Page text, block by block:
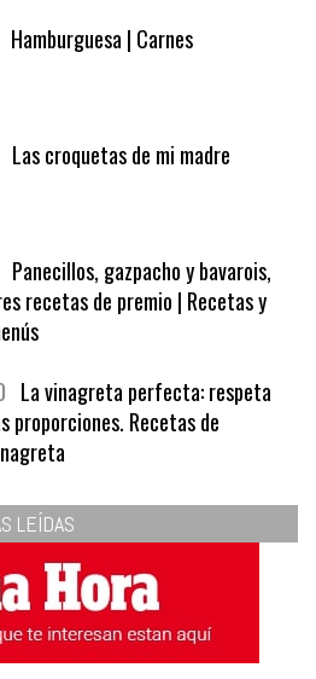
Hamburguesa | Carnes
Las croquetas de mi madre
Panecillos, gazpacho y bavarois,
recetas de premio | Recetas y
La vinagreta perfecta: respeta
proporciones. Recetas de
LEÍDAS